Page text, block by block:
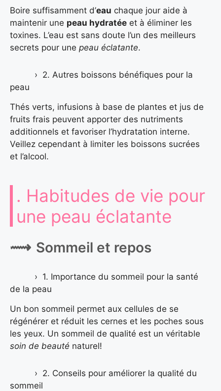
Boire suffisamment d’eau chaque jour aide à
maintenir une peau hydratée et à éliminer les
toxines. L’eau est sans doute l’un des meilleurs
secrets pour une peau éclatante.
2. Autres boissons bénéfiques pour la
peau
Thés verts, infusions à base de plantes et jus de
fruits frais peuvent apporter des nutriments
additionnels et favoriser l’hydratation interne.
Veillez cependant à limiter les boissons sucrées
et l’alcool.
. Habitudes de vie pour
une peau éclatante
Sommeil et repos
1. Importance du sommeil pour la santé
de la peau
Un bon sommeil permet aux cellules de se
régénérer et réduit les cernes et les poches sous
les yeux. Un sommeil de qualité est un véritable
soin de beauté naturel!
2. Conseils pour améliorer la qualité du
sommeil